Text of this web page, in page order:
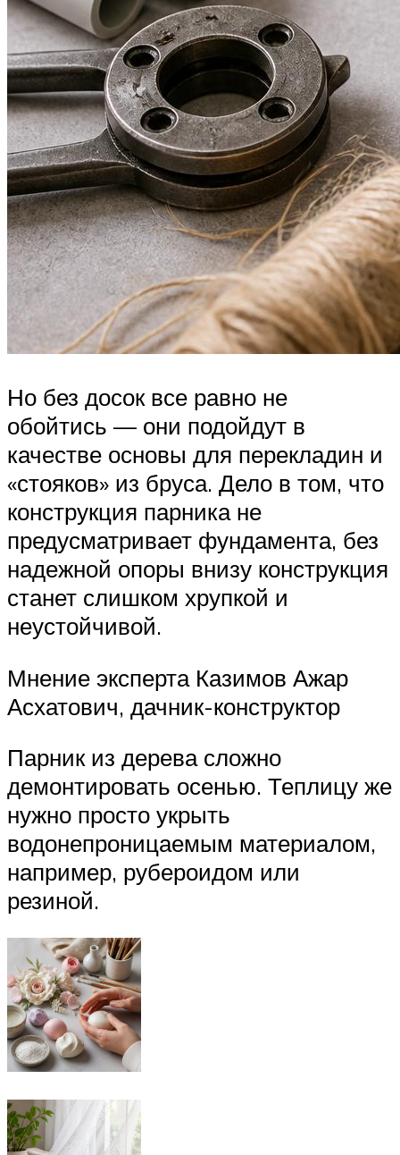
Но без досок все равно не
обойтись — они подойдут в
качестве основы для перекладин и
«стояков» из бруса. Дело в том, что
конструкция парника не
предусматривает фундамента, без
надежной опоры внизу конструкция
станет слишком хрупкой и
неустойчивой.
Мнение эксперта Казимов Ажар
Асхатович, дачник-конструктор
Парник из дерева сложно
демонтировать осенью. Теплицу же
нужно просто укрыть
водонепроницаемым материалом,
например, рубероидом или
резиной.